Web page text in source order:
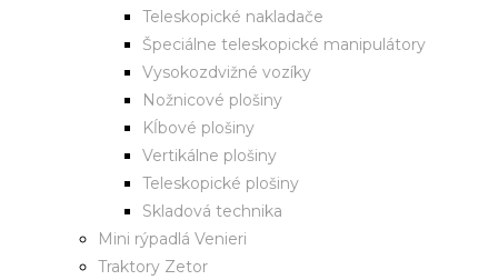
Teleskopické nakladače
Špeciálne teleskopické manipulátory
Vysokozdvižné vozíky
Nožnicové plošiny
Kĺbové plošiny
Vertikálne plošiny
Teleskopické plošiny
Skladová technika
Mini rýpadlá Venieri
Traktory Zetor